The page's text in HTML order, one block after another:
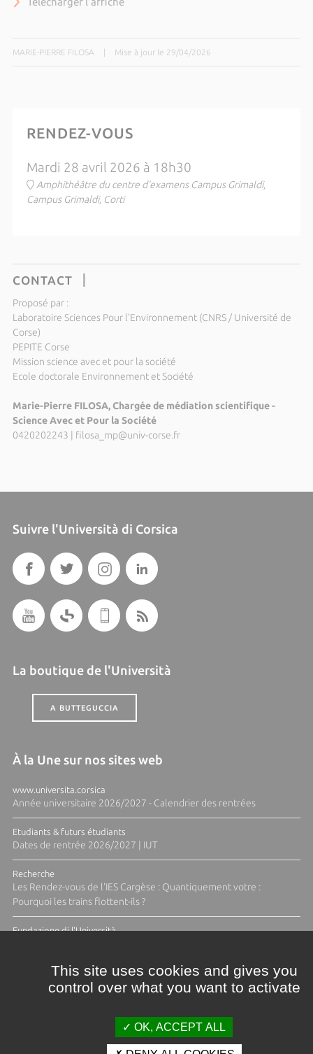
MARIE-PIERRE FILOSA Mise à jour le 29/04/2026
RENDEZ-VOUS
Mardi 28 avril 2026 à 18h30
Amphithéâtre du centre d'examens Campus Grimaldi,
Campus Grimaldi, Corti
CONTACT
Proposé par :
Laboratoire Sciences Pour l'Environnement (CNRS / Université de
Corse)
PEPITE Corse
Mission science avec et pour la société
Ecole doctorale Environnement et Société
Marie-Pierre FILOSA, Chargée de médiation scientifique -
Science Avec et Pour la Société
0420202243
filosa_mp@univ-corse.fr
Suivre l'Università di Corsica
La boutique de l'Università
A BUTTEGUCCIA
À la Une sur nos sites web
www.universita.corsica
Année universitaire 2026/2027 - Calendrier des rentrées
Etudiants & futurs étudiants
Dates de rentrée 2026/2027 | IUT
Recherche
Les Rendez-vous de l'IES Cargèse : Quantiquement votre :
Pourquoi les trains flottent-ils ?
Fundazione di l'Università
This site uses cookies and gives you
control over what you want to activate
OK, ACCEPT ALL